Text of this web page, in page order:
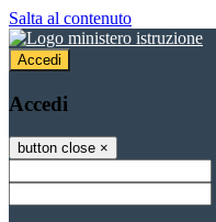
Salta al contenuto
Accedi
Accedi
button close ×